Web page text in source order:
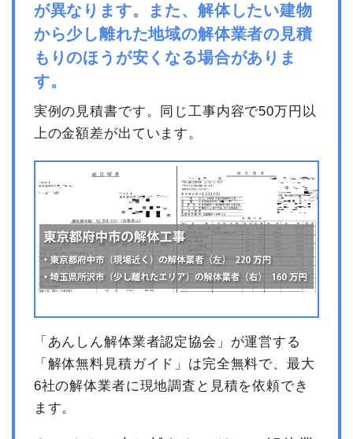
が異なります。また、解体したい建物
から少し離れた地域の解体業者の見積
もりのほうが安くなる場合がありま
す。
実例の見積書です。同じ工事内容で50万円以
上の金額差が出ています。
「あんしん解体業者認定協会」が運営する
「解体無料見積ガイド」は完全無料で、最大
6社の解体業者に現地調査と見積を依頼でき
ます。